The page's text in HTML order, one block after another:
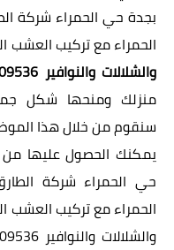
بجدة حي الحمراء شركة
الحمراء مع تركيب العشب
والشلالات والنوافير 0580309536
منزلك ومنحها شكل
سنقوم من خلال هذا
يمكنك الحصول عليها
حي الحمراء شركة
الحمراء مع تركيب العشب